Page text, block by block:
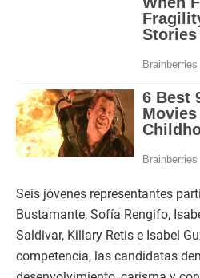
Seis jóvenes representantes
Bustamante, Sofía Rengifo,
Saldivar, Killary Retis e Isabel
competencia, las candidatas